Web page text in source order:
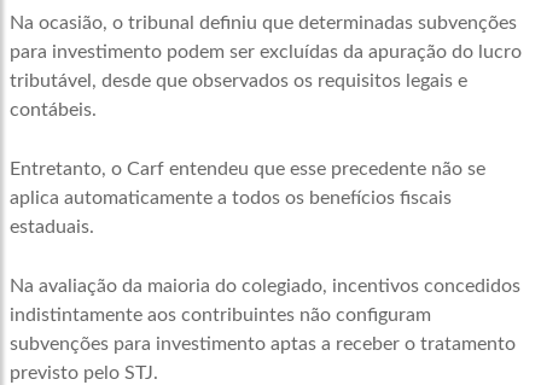
Na ocasião, o tribunal definiu que determinadas subvenções
para investimento podem ser excluídas da apuração do lucro
tributável, desde que observados os requisitos legais e
contábeis.
Entretanto, o Carf entendeu que esse precedente não se
aplica automaticamente a todos os benefícios fiscais
estaduais.
Na avaliação da maioria do colegiado, incentivos concedidos
indistintamente aos contribuintes não configuram
subvenções para investimento aptas a receber o tratamento
previsto pelo STJ.